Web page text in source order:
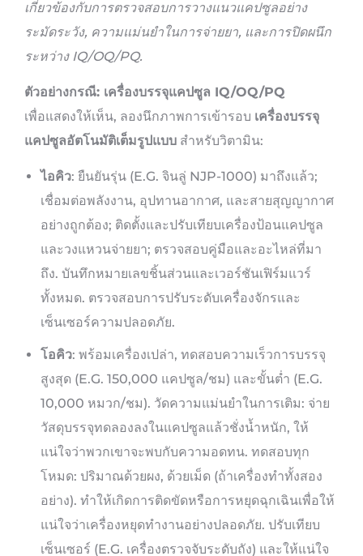
เกี่ยวข้องกับการตรวจสอบการวางแนวแคปซูลอย่าง
ระมัดระวัง, ความแม่นยำในการจ่ายยา, และการปิดผนึก
ระหว่าง IQ/OQ/PQ.
ตัวอย่างกรณี: เครื่องบรรจุแคปซูล IQ/OQ/PQ
เพื่อแสดงให้เห็น, ลองนึกภาพการเข้ารอบ เครื่องบรรจุ
แคปซูลอัตโนมัติเต็มรูปแบบ สำหรับวิตามิน:
ไอคิว: ยืนยันรุ่น (E.G. จินลู่ NJP-1000) มาถึงแล้ว;
เชื่อมต่อพลังงาน, อุปทานอากาศ, และสายสุญญากาศ
อย่างถูกต้อง; ติดตั้งและปรับเทียบเครื่องป้อนแคปซูล
และวงแหวนจ่ายยา; ตรวจสอบคู่มือและอะไหล่ที่มา
ถึง. บันทึกหมายเลขชิ้นส่วนและเวอร์ชันเฟิร์มแวร์
ทั้งหมด. ตรวจสอบการปรับระดับเครื่องจักรและ
เซ็นเซอร์ความปลอดภัย.
โอคิว: พร้อมเครื่องเปล่า, ทดสอบความเร็วการบรรจุ
สูงสุด (E.G. 150,000 แคปซูล/ชม) และขั้นต่ำ (E.G.
10,000 หมวก/ชม). วัดความแม่นยำในการเติม: จ่าย
วัสดุบรรจุทดลองลงในแคปซูลแล้วชั่งน้ำหนัก, ให้
แน่ใจว่าพวกเขาจะพบกับความอดทน. ทดสอบทุก
โหมด: ปริมาณด้วยผง, ด้วยเม็ด (ถ้าเครื่องทำทั้งสอง
อย่าง). ทำให้เกิดการติดขัดหรือการหยุดฉุกเฉินเพื่อให้
แน่ใจว่าเครื่องหยุดทำงานอย่างปลอดภัย. ปรับเทียบ
เซ็นเซอร์ (E.G. เครื่องตรวจจับระดับถัง) และให้แน่ใจ